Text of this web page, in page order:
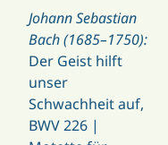
Johann Sebastian
Bach (1685–1750):
Der Geist hilft
unser
Schwachheit auf,
BWV 226 |